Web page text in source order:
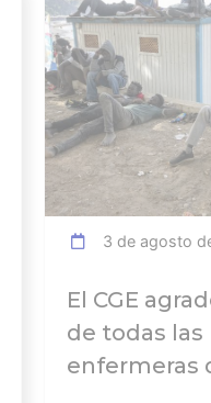
3 de agosto
El CGE
de todas las
enfermeras